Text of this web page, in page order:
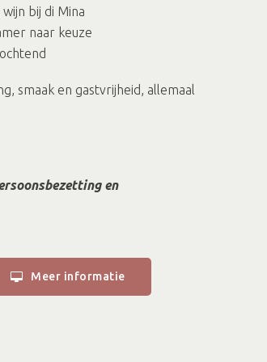
bij di Mina
naar keuze
smaak en gastvrijheid, allemaal
en
Meer informatie